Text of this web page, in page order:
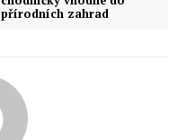
přírodních zahrad